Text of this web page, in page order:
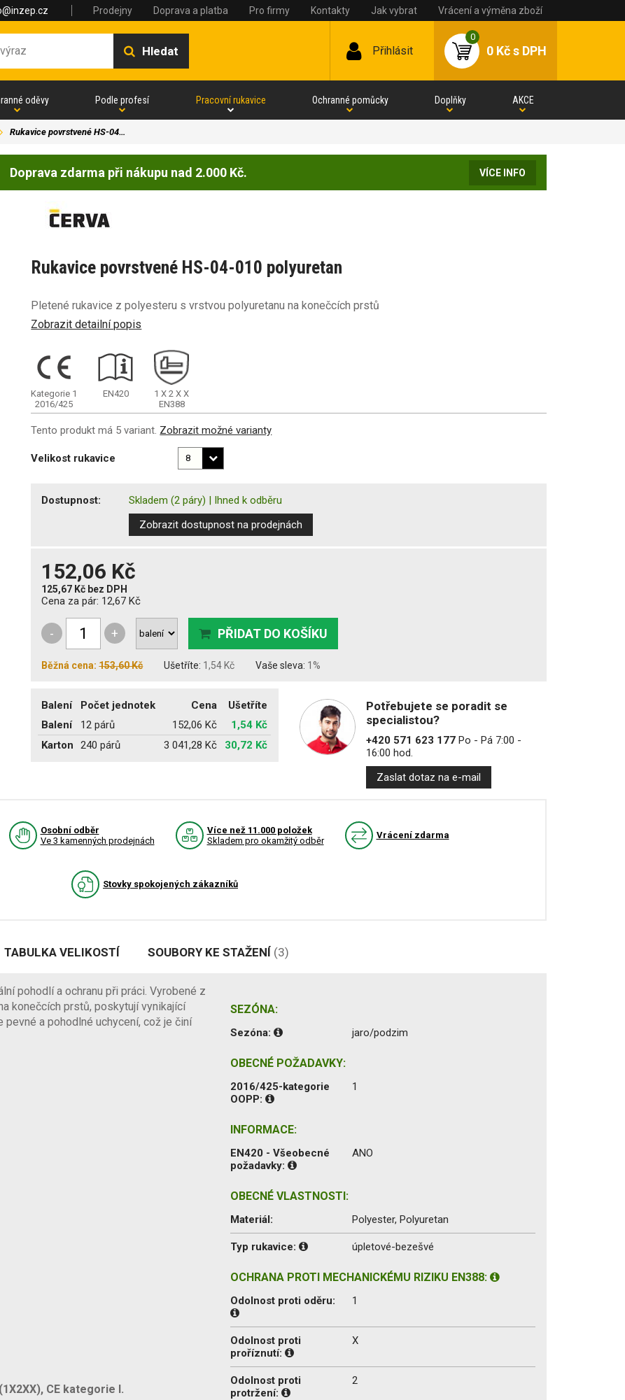
Prodejny Doprava a platba Pro firmy Kontakty Jak vybrat Vrácení a výměna zboží
Hledat Přihlásit
0
0 Kčs DPH
oděvy Podle profesí Pracovní rukavice Ochranné pomůcky Doplňky AKCE
Rukavice povrstvené HS-04…
Doprava zdarma při nákupu nad 2.000 Kč. VÍCE INFO
Rukavice povrstvené HS-04-010 polyuretan
Pletené rukavice z polyesteru s vrstvou polyuretanu na konečcích prstů
Zobrazit detailní popis
Kategorie 1
2016/425
EN420 1X2XX
EN388
Tento produkt má 5 variant. Zobrazit možné varianty
Velikost rukavice
Dostupnost: Skladem (2 páry) | Ihned k odběru
Zobrazit dostupnost na prodejnách
152,06 Kč
125,67 Kč bez DPH
Cena za pár: 12,67 Kč
- + PŘIDAT DO KOŠÍKU
Běžná cena:153,60 Kč Ušetříte: 1,54 Kč Vaše sleva: 1%
Balení Počet jednotek Cena
Ušetříte
Balení
12 párů 152,06 Kč
1,54 Kč
Karton
240 párů 3 041,28 Kč 30,72 Kč
Potřebujete se poradit se
specialistou?
+420 571 623 177Po - Pá 7:00 -
16:00 hod.
Zaslat dotaz na e-mail
Osobní odběr
Ve 3 kamenných prodejnách
Více než 11.000 položek
Skladem pro okamžitý odběr
Vrácení zdarma
Stovky spokojených zákazníků
TABULKA VELIKOSTÍ SOUBORY KE STAŽENÍ (3)
pohodlí a ochranu při práci. Vyrobené z
konečcích prstů, poskytují vynikající
a pohodlné uchycení, což je činí
CE kategorie I.
SEZÓNA:
Sezóna: jaro/podzim
OBECNÉ POŽADAVKY:
2016/425-kategorie
OOPP:
1
INFORMACE:
EN420 - Všeobecné
požadavky:
ANO
OBECNÉ VLASTNOSTI:
Materiál: Polyester, Polyuretan
Typ rukavice: úpletové-bezešvé
OCHRANA PROTI MECHANICKÉMU RIZIKU EN388:
Odolnost proti oděru: 1
Odolnost proti
proříznutí:
X
Odolnost proti
protržení:
2